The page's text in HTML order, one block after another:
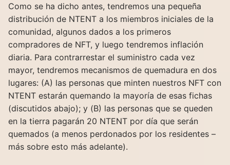
Como se ha dicho antes, tendremos una pequeña
distribución de NTENT a los miembros iniciales de la
comunidad, algunos dados a los primeros
compradores de NFT, y luego tendremos inflación
diaria. Para contrarrestar el suministro cada vez
mayor, tendremos mecanismos de quemadura en dos
lugares: (A) las personas que minten nuestros NFT con
NTENT estarán quemando la mayoría de esas fichas
(discutidos abajo); y (B) las personas que se queden
en la tierra pagarán 20 NTENT por día que serán
quemados (a menos perdonados por los residentes –
más sobre esto más adelante).